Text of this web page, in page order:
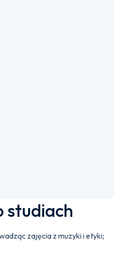
studiach
zajęcia z muzyki i etyki;